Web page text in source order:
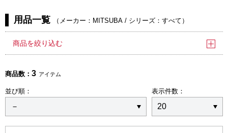
用品一覧 （ メーカー：MITSUBA / シリーズ：すべて ）
商品を絞り込む
商品数： 3 アイテム
並び順： 表示件数：